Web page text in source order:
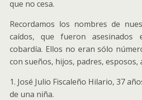
que no cesa.
Recordamos los nombres de
caídos, que fueron
cobardía. Ellos no eran sólo
con sueños, hijos, padres, esposos,
1. José Julio Fiscaleño Hilario, 37
de una niña.